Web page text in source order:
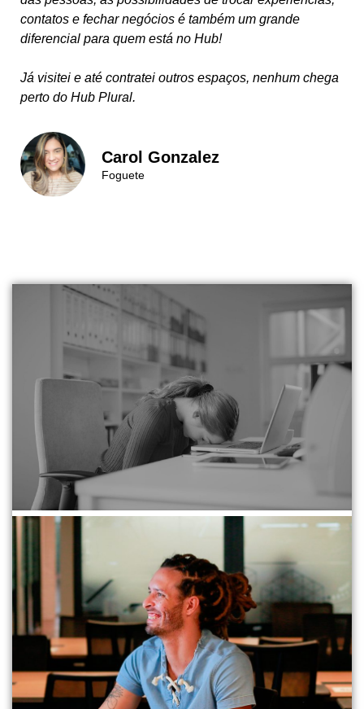
contatos e fechar negócios é também um grande
diferencial para quem está no Hub!
Já visitei e até contratei outros espaços, nenhum chega
perto do Hub Plural.
Carol Gonzalez
Foguete